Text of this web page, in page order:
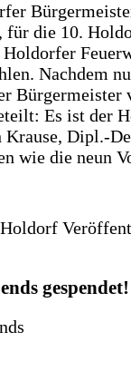
die 10.
Nachdem
Bürgermeister
Es ist der
Dipl.-
wie die neun
gespendet!